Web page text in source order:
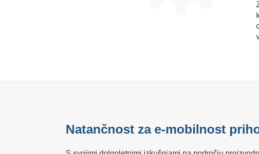
Natančnost za e-mobilnost